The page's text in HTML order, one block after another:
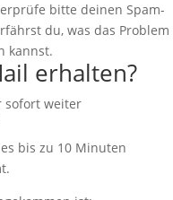
bitte deinen Spam-
du, was das Problem
kannst.
erhalten?
sofort weiter
bis zu 10 Minuten